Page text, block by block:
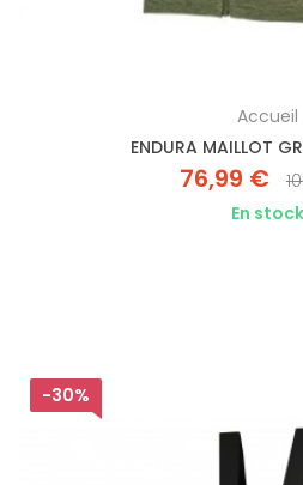
Accueil
ENDURA MAILLOT
76,99 €
En stock
-30%